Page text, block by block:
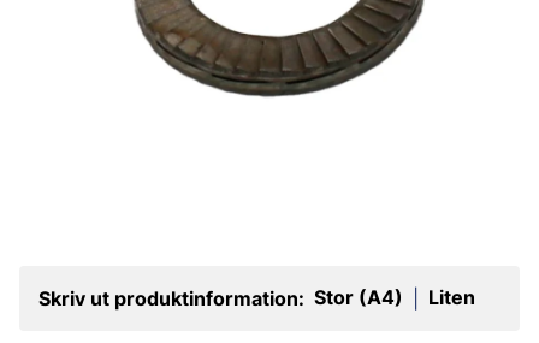
Skriv ut produktinformation: Stor (A4) Liten